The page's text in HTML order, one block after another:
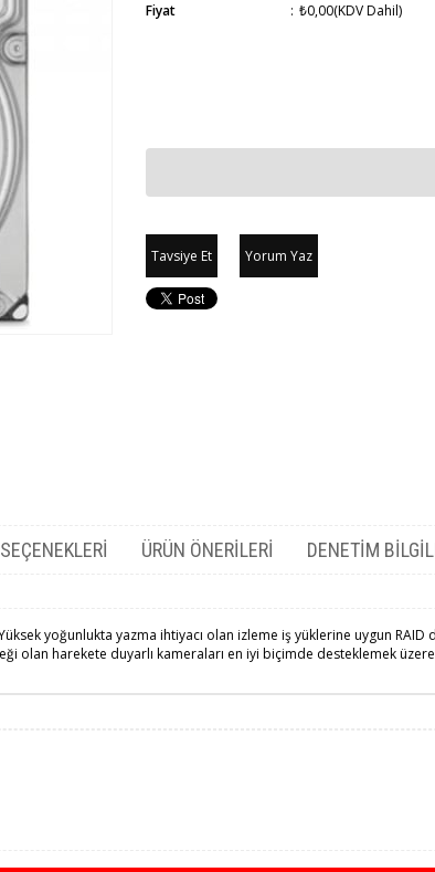
Fiyat : ₺0,00(KDV Dahil)
Tavsiye Et Yorum Yaz
ÜRÜN ÖNERILERI DENETIM
yoğunlukta yazma ihtiyacı olan izleme iş yüklerine uygun
harekete duyarlı kameraları en iyi biçimde desteklemek